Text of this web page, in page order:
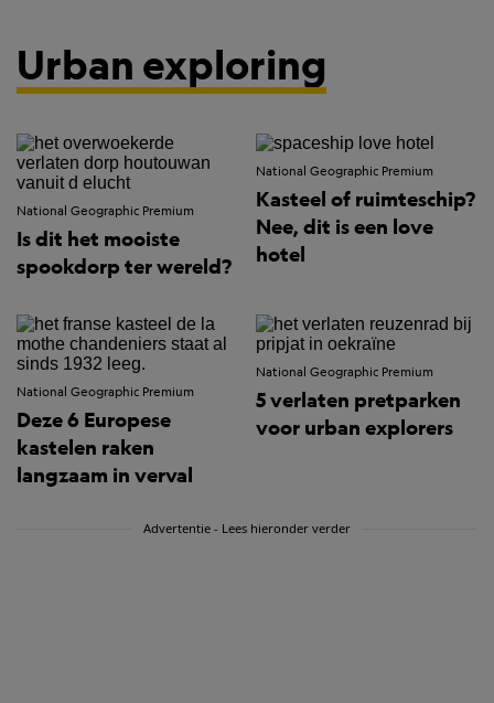
Urban exploring
National Geographic Premium
Is dit het mooiste
spookdorp ter wereld?
National Geographic Premium
Kasteel of ruimteschip?
Nee, dit is een love
hotel
National Geographic Premium
Deze 6 Europese
kastelen raken
langzaam in verval
National Geographic Premium
5 verlaten pretparken
voor urban explorers
Advertentie - Lees hieronder verder